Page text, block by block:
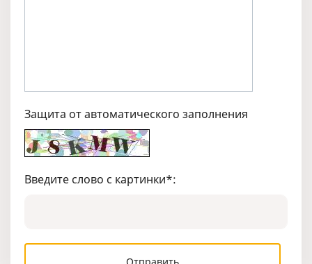
Защита от автоматического заполнения
Введите слово с картинки*: